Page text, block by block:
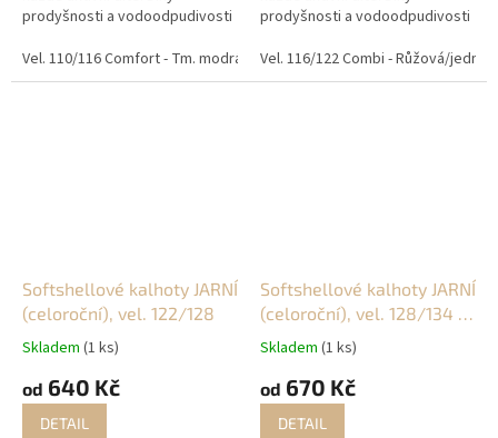
prodyšnosti a vodoodpudivosti
na venkovní dobrodružství, do
školy či školky. Ať už...
Vel. 110/116 Comfort - Tm. modrá/ origami dino Vel. 110/116 Combi
prodyšnosti a vodoodpudivosti
na venkovní dobrodružství, do
školy či školky. Ať už...
Vel. 116/122 Combi - Růžová/
Softshellové kalhoty JARNÍ
(celoroční), vel. 122/128
Skladem (1 ks)
od 640 Kč
DETAIL
Softshellové kalhoty JARNÍ
(celoroční), vel. 128/134 a
134/140
Skladem (1 ks)
od 670 Kč
DETAIL